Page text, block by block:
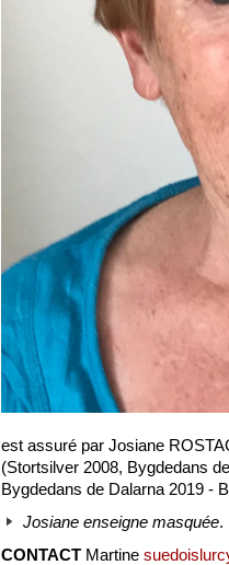
est assuré par Josiane
(Stortsilver 2008, Bygdedans
Bygdedans de Dalarna 2019 -
Josiane enseigne masquée.
CONTACT Martine